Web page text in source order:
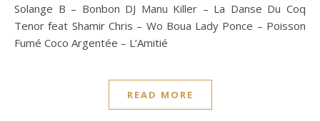
Solange B – Bonbon DJ Manu Killer – La Danse Du Coq
Tenor feat Shamir Chris – Wo Boua Lady Ponce – Poisson
Fumé Coco Argentée – L’Amitié
READ MORE